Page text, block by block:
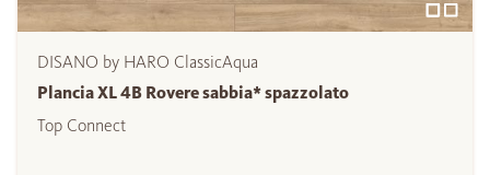
DISANO by HARO ClassicAqua
Plancia XL 4B Rovere sabbia* spazzolato
Top Connect